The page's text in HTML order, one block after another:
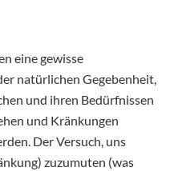
eine gewisse
natürlichen Gegebenheit,
und ihren Bedürfnissen
und Kränkungen
Der Versuch, uns
zuzumuten (was